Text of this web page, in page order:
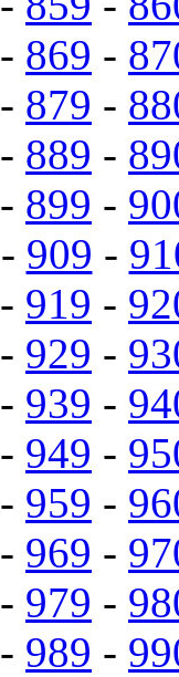
- 869 -
- 879 -
- 889 -
- 899 -
- 909 -
- 919 -
- 929 -
- 939 -
- 949 -
- 959 -
- 969 -
- 979 -
- 989 -